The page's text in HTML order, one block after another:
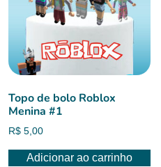
Topo de bolo Roblox
Menina #1
R$ 5,00
Adicionar ao carrinho